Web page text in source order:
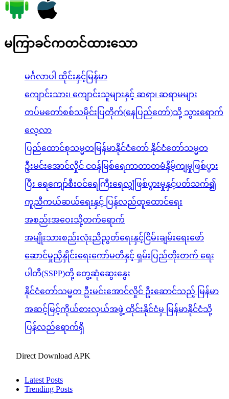
မကြာခင်ကတင်ထားသော
မင်္ဂလာပါ ထိုင်းနှင့်မြန်မာ
ကျောင်းသား၊ ကျောင်းသူများနှင့် ဆရာ၊ ဆရာမများ
တပ်မတော်စစ်သမိုင်းပြတိုက်(နေပြည်တော်)သို့ သွားရောက်
လေ့လာ
ပြည်ထောင်စုသမ္မတမြန်မာနိုင်ငံတော် နိုင်ငံတော်သမ္မတ
ဦးမင်းအောင်လှိုင် ငဝန်မြစ်ရေကာတာတမံနိမ့်ကျမှုဖြစ်ပွား
ပြီး ရေကျော်စီးဝင်ရေကြီးရေလျှံဖြစ်ပွားမှုနှင့်ပတ်သက်၍
ကူညီကယ်ဆယ်ရေးနှင့် ပြန်လည်ထူထောင်ရေး
အစည်းအဝေးသို့တက်ရောက်
အမျိုးသားစည်းလုံးညီညွတ်ရေးနှင့်ငြိမ်းချမ်းရေးဖော်
ဆောင်မှုညှိနှိုင်းရေးကော်မတီနှင့် ရှမ်းပြည်တိုးတက် ရေး
ပါတီ(SSPP)တို့ တွေ့ဆုံဆွေးနွေး
နိုင်ငံတော်သမ္မတ ဦးမင်းအောင်လှိုင် ဦးဆောင်သည့် မြန်မာ
အဆင့်မြင့်ကိုယ်စားလှယ်အဖွဲ့ ထိုင်းနိုင်ငံမှ မြန်မာနိုင်ငံသို့
ပြန်လည်ရောက်ရှိ
Direct Download APK
Latest Posts
Trending Posts